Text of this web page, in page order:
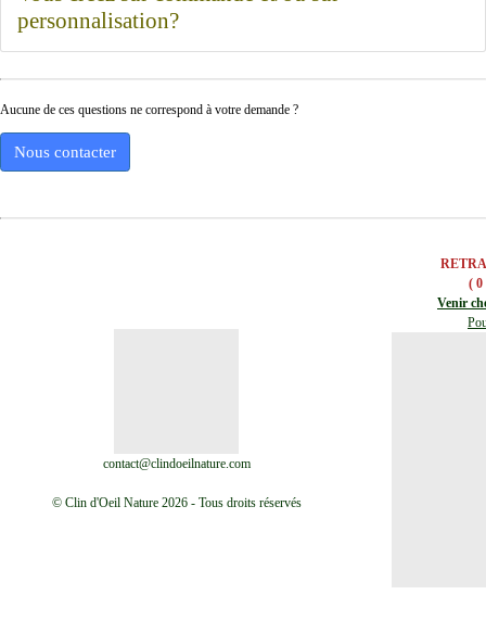
personnalisation?
Aucune de ces questions ne correspond à votre demande ?
Nous contacter
contact@clindoeilnature.com
© Clin d'Oeil Nature 2026 - Tous droits réservés
( 0
Venir